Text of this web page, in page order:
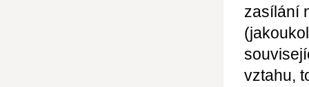
zasílání
vztahu,